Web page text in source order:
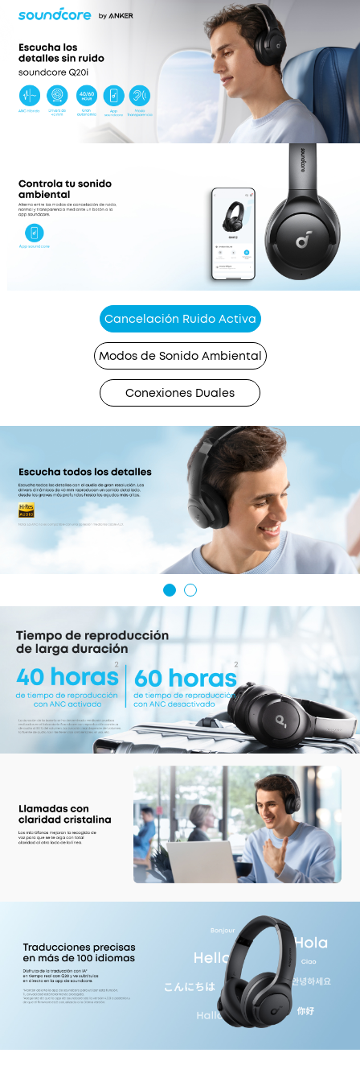
Tanto si está trabajando en su portátil como si
necesita atender una llamada telefónica, el
audio se reproducirá automáticamente desde el
dispositivo que necesita escuchar.
APLICACIÓN PARA LA PERSONALIZACIÓN DEL
ECUALIZADOR : descargue la aplicación
soundcore para adaptar el sonido usando el
ecualizador personalizable, con 22 opciones
predeterminadas, o ajústelo usted mismo.
También puede cambiar entre 3 modos: ANC,
Normal y Transparencia, y relajarse con el ruido
blanco.
Cancelación Ruido Activa
Modos de Sonido Ambiental
Conexiones Duales